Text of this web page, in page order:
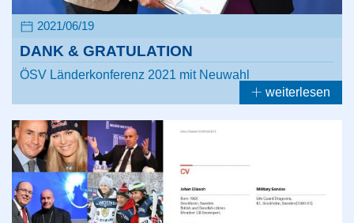
2021/06/19
DANK & GRATULATION
ÖSV Länderkonferenz 2021 mit Neuwahl
weiterlesen